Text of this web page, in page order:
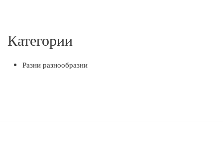
Категории
Разни разнообразни